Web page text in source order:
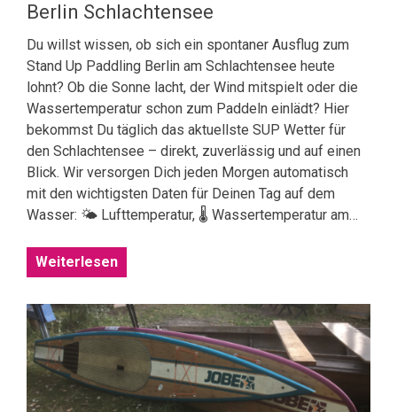
Berlin Schlachtensee
Du willst wissen, ob sich ein spontaner Ausflug zum
Stand Up Paddling Berlin am Schlachtensee heute
lohnt? Ob die Sonne lacht, der Wind mitspielt oder die
Wassertemperatur schon zum Paddeln einlädt? Hier
bekommst Du täglich das aktuellste SUP Wetter für
den Schlachtensee – direkt, zuverlässig und auf einen
Blick. Wir versorgen Dich jeden Morgen automatisch
mit den wichtigsten Daten für Deinen Tag auf dem
Wasser: 🌤 Lufttemperatur, 🌡 Wassertemperatur am…
Weiterlesen